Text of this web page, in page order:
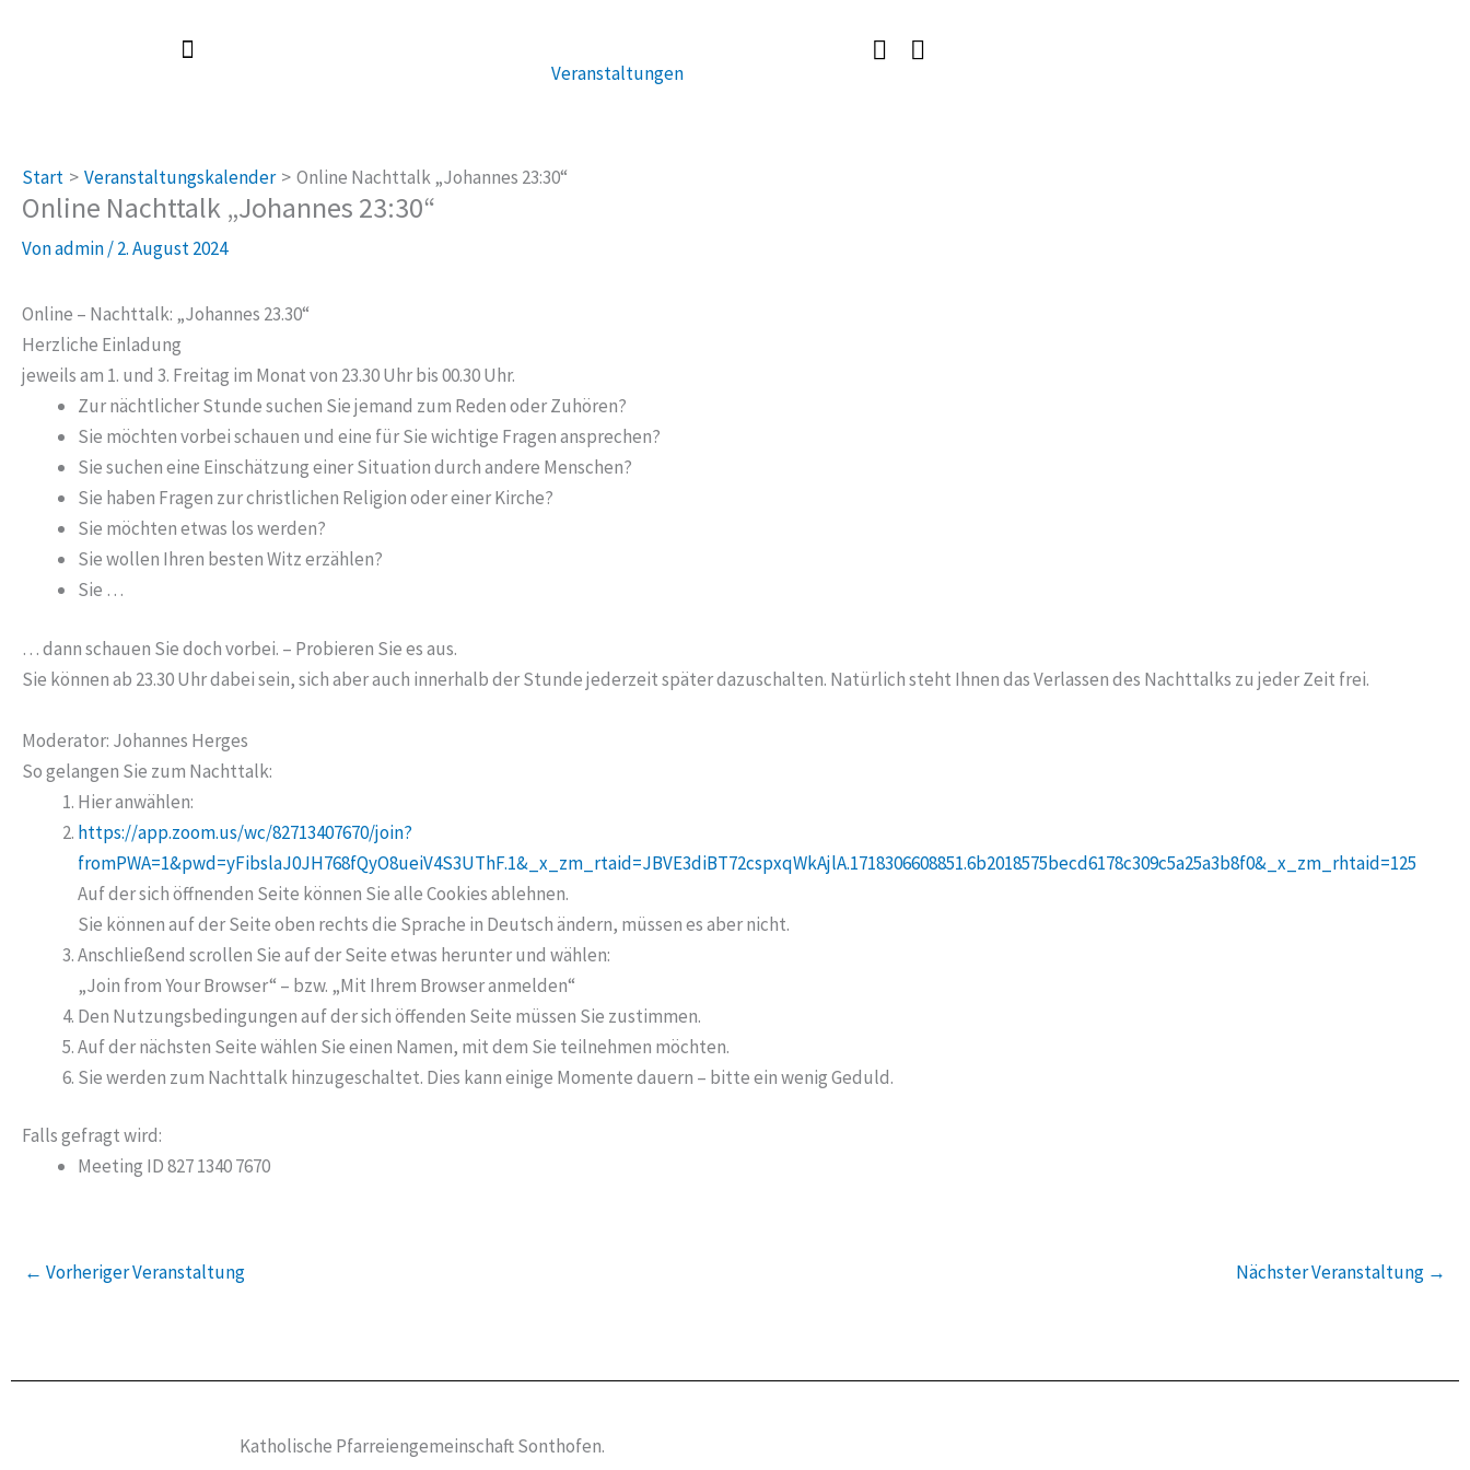
Veranstaltungen
Start Veranstaltungskalender Online Nachttalk „Johannes 23:30“
Online Nachttalk „Johannes 23:30“
Vonadmin/2. August 2024
Online – Nachttalk: „Johannes 23.30“
Herzliche Einladung
jeweils am 1. und 3. Freitag im Monat von 23.30 Uhr bis 00.30 Uhr.
Zur nächtlicher Stunde suchen Sie jemand zum Reden oder Zuhören?
Sie möchten vorbei schauen und eine für Sie wichtige Fragen ansprechen?
Sie suchen eine Einschätzung einer Situation durch andere Menschen?
Sie haben Fragen zur christlichen Religion oder einer Kirche?
Sie möchten etwas los werden?
Sie wollen Ihren besten Witz erzählen?
Sie …
… dann schauen Sie doch vorbei. – Probieren Sie es aus.
Sie können ab 23.30 Uhr dabei sein, sich aber auch innerhalb der Stunde jederzeit später dazuschalten. Natürlich steht Ihnen das Verlassen des Nachttalks zu jeder Zeit frei.
Moderator: Johannes Herges
So gelangen Sie zum Nachttalk:
Hier anwählen:
https://app.zoom.us/wc/82713407670/join?
fromPWA=1&pwd=yFibslaJ0JH768fQyO8ueiV4S3UThF.1&_x_zm_rtaid=JBVE3diBT72cspxqWkAjlA.1718306608851.6b2018575becd6178c309c5a25a3b8f0&_x_zm_rhtaid=125
Auf der sich öffnenden Seite können Sie alle Cookies ablehnen.
Sie können auf der Seite oben rechts die Sprache in Deutsch ändern, müssen es aber nicht.
Anschließend scrollen Sie auf der Seite etwas herunter und wählen:
„Join from Your Browser“ – bzw. „Mit Ihrem Browser anmelden“
Den Nutzungsbedingungen auf der sich öffenden Seite müssen Sie zustimmen.
Auf der nächsten Seite wählen Sie einen Namen, mit dem Sie teilnehmen möchten.
Sie werden zum Nachttalk hinzugeschaltet. Dies kann einige Momente dauern – bitte ein wenig Geduld.
Falls gefragt wird:
Meeting ID 827 1340 7670
← Vorheriger Veranstaltung Nächster Veranstaltung →
Katholische Pfarreiengemeinschaft Sonthofen.